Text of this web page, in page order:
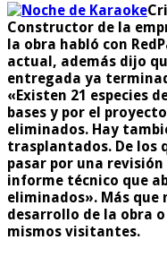
Constructor de la
la obra habló con
actual, además dijo
entregada ya
«Existen 21 especies
bases y por el
eliminados. Hay
trasplantados. De los
pasar por una
informe técnico que
eliminados». Más que
desarrollo de la obra
mismos visitantes.